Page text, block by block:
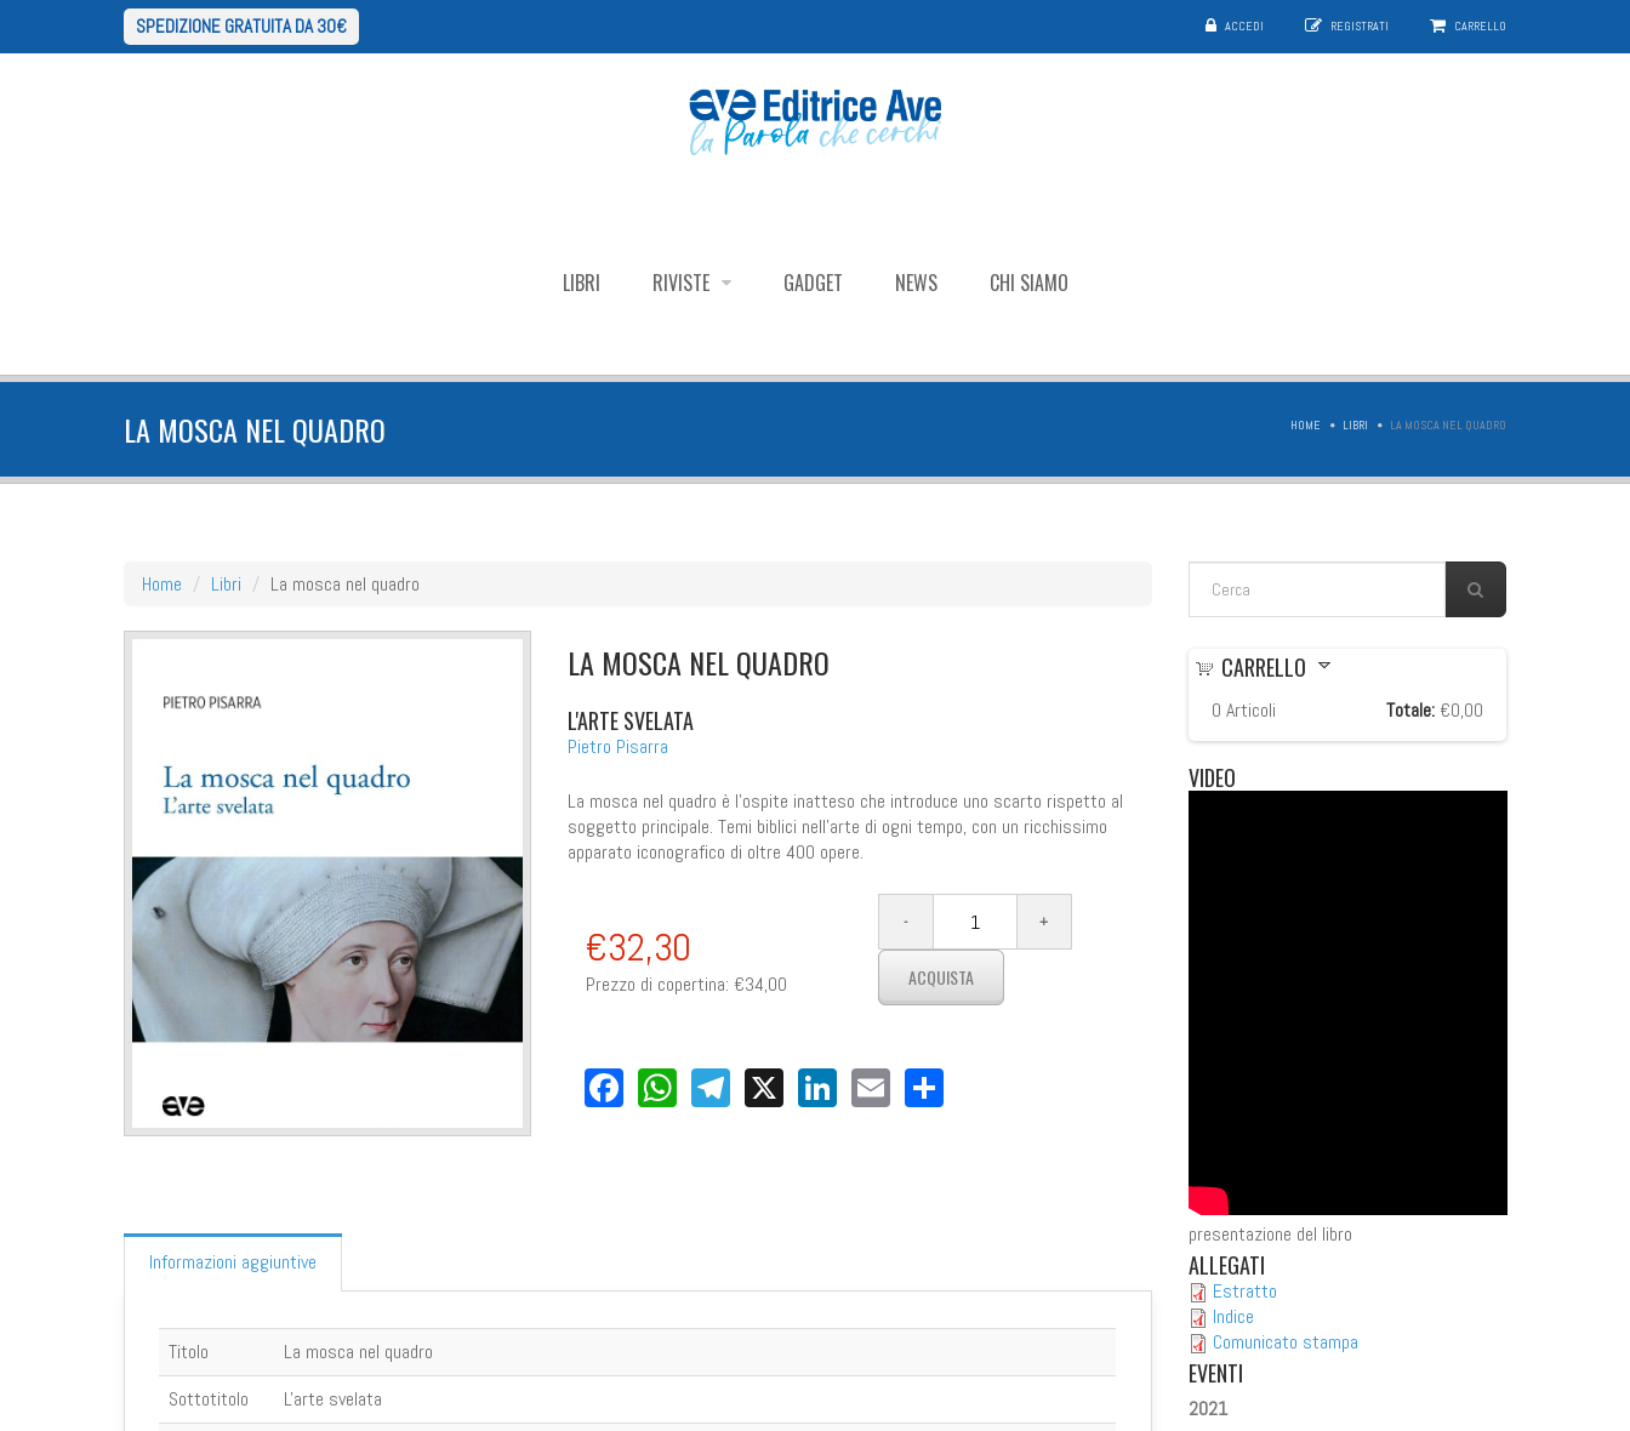
SPEDIZIONE GRATUITA DA 30€ ACCEDI REGISTRATI CARRELLO
LIBRI RIVISTE GADGET NEWS CHI SIAMO
LA MOSCA NEL QUADRO HOME LIBRI LA MOSCA NEL QUADRO
Home Libri La mosca nel quadro FORM DI RICERCA
LA MOSCA NEL QUADRO
L'ARTE SVELATA
Pietro Pisarra
La mosca nel quadro è l’ospite inatteso che introduce uno scarto rispetto al
soggetto principale. Temi biblici nell’arte di ogni tempo, con un ricchissimo
apparato iconografico di oltre 400 opere.
€32,30
Prezzo di copertina: €34,00
Facebook
WhatsApp
Telegram
X LinkedIn
EmailShare
Informazioni aggiuntive
Titolo
La mosca nel quadro
Sottotitolo
L'arte svelata
CARRELLO
0 Articoli Totale: €0,00
VIDEO
presentazione del libro
ALLEGATI
Estratto
Indice
Comunicato stampa
EVENTI
2021